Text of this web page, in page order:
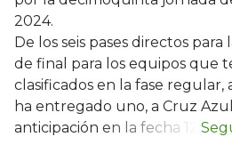
2024.
De los seis pases directos
de final para los equipos que
clasificados en la fase regular,
ha entregado uno, a Cruz
anticipación en la fecha 12.